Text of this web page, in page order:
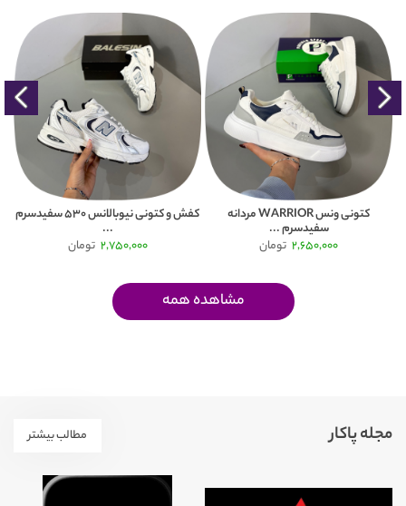
کتونی ونس WARRIOR مردانه
سفیدسرم ...
2,650,000 تومان
کفش و کتونی نیوبالانس 530 سفیدسرم
...
2,750,000 تومان
مشاهده همه
مجله پاکار مطالب بیشتر